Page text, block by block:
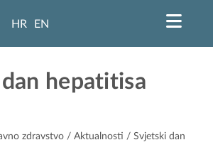
HR EN
hepatitisa
zdravstvo / Aktualnosti / Svjetski dan